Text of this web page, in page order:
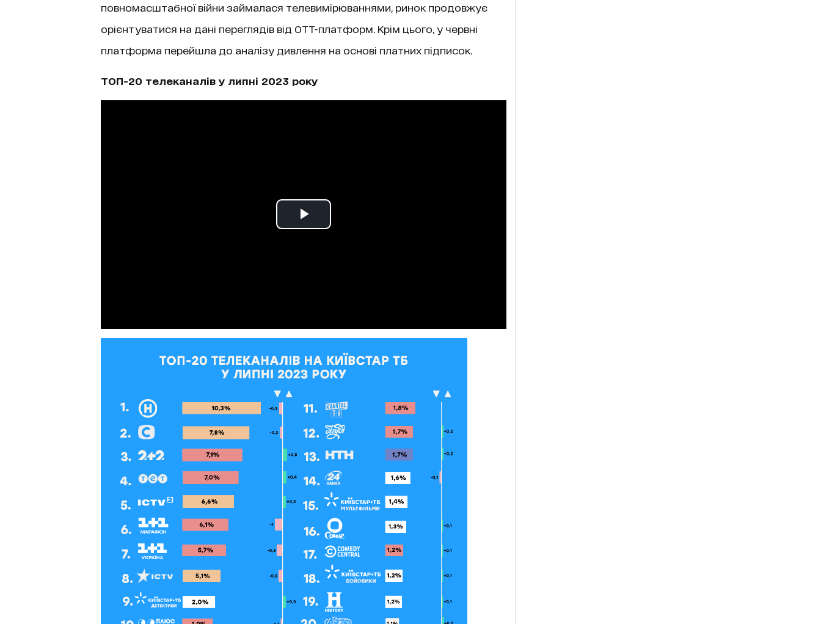
повномасштабної війни займалася телевимірюваннями, ринок продовжує
орієнтуватися на дані переглядів від ОТТ-платформ. Крім цього, у червні
платформа перейшла до аналізу дивлення на основі платних підписок.
ТОП-20 телеканалів у липні 2023 року